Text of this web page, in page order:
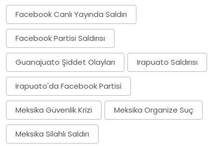
Facebook Canlı Yayında Saldırı
Facebook Partisi Saldırısı
Guanajuato Şiddet Olayları Irapuato Saldırısı
Irapuato'da Facebook Partisi
Meksika Güvenlik Krizi Meksika Organize Suç
Meksika Silahlı Saldırı